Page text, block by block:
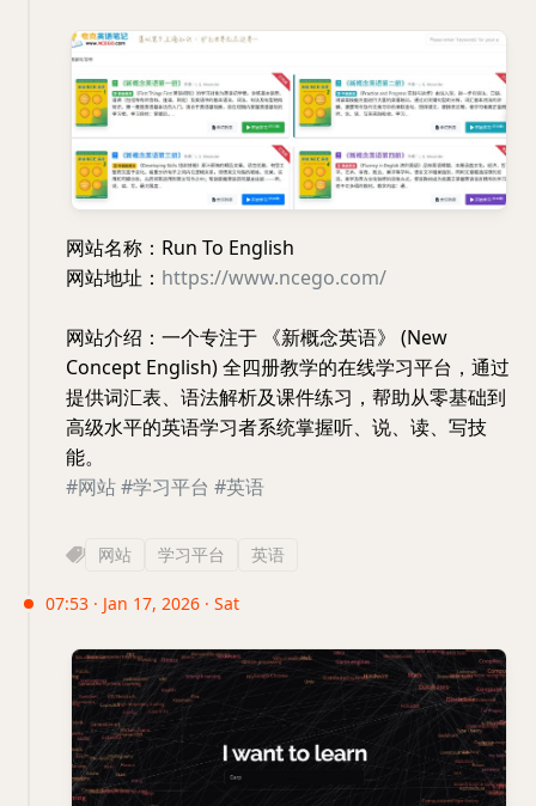
网站名称：Run To English
网站地址： https://www.ncego.com/
网站介绍：一个专注于 《新概念英语》 (New
Concept English) 全四册教学的在线学习平台，通过
提供词汇表、语法解析及课件练习，帮助从零基础到
高级水平的英语学习者系统掌握听、说、读、写技
能。
#网站#学习平台 #英语
网站 学习平台 英语
07:53 · Jan 17, 2026 · Sat